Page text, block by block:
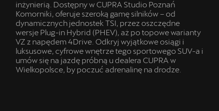
inżynierią. Dostępny w CUPRA Studio Poznań
Komorniki, oferuje szeroką gamę silników – od
dynamicznych jednostek TSI, przez oszczędne
wersje Plug-in Hybrid (PHEV), aż po topowe warianty
VZ z napędem 4Drive. Odkryj wyjątkowe osiągi i
luksusowe, cyfrowe wnętrze tego sportowego SUV-a i
umów się na jazdę próbną u dealera CUPRA w
Wielkopolsce, by poczuć adrenalinę na drodze.